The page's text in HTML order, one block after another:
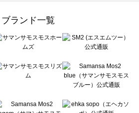
一覧
シック）のバッグ一覧
のバッグ一覧
ー）のバッグ一覧
ッグ一覧
ブランド一覧